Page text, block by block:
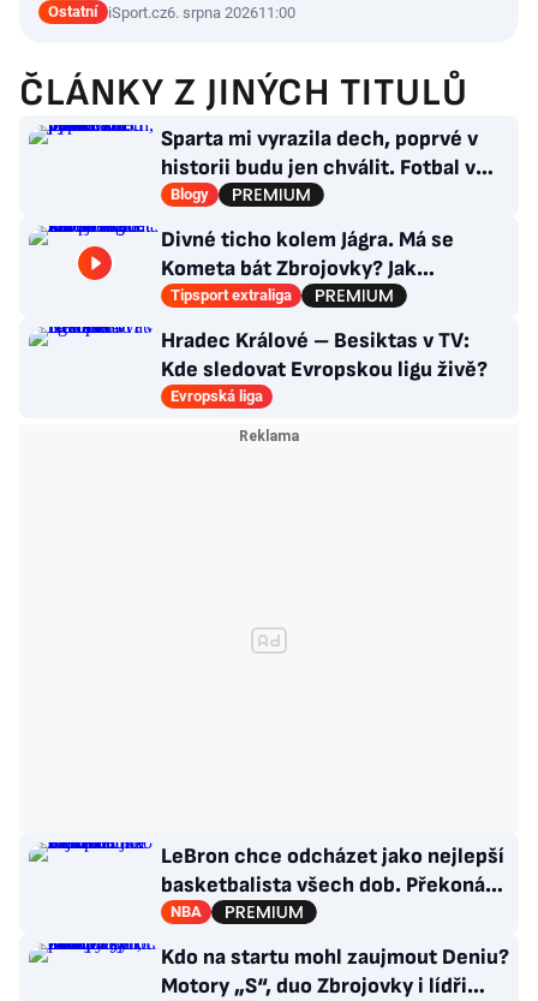
Ostatní iSport.cz6. srpna 202611:00
ČLÁNKY Z JINÝCH TITULŮ
Sparta mi vyrazila dech, poprvé v
historii budu jen chválit. Fotbal v
moderním balení
Blogy
Divné ticho kolem Jágra. Má se
Kometa bát Zbrojovky? Jak
poskládat Pardubice
Tipsport extraliga
Hradec Králové – Besiktas v TV:
Kde sledovat Evropskou ligu živě?
Evropská liga
LeBron chce odcházet jako nejlepší
basketbalista všech dob. Překoná
Jordana?
NBA
Kdo na startu mohl zaujmout Deniu?
Motory „S“, duo Zbrojovky i lídři